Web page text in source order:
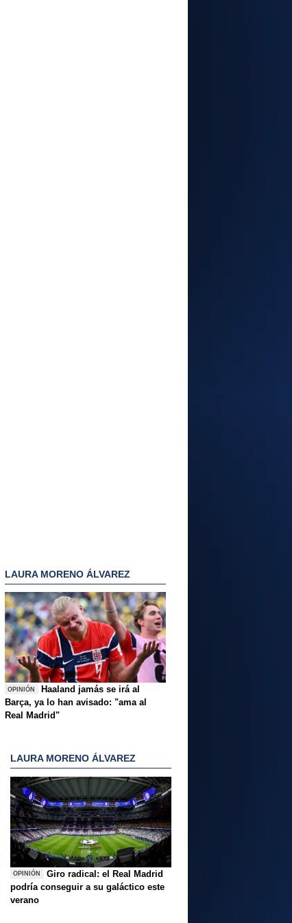
LAURA MORENO ÁLVAREZ
OPINIÓN
Haaland jamás se irá al
Barça, ya lo han avisado: "ama al
Real Madrid"
LAURA MORENO ÁLVAREZ
OPINIÓN
Giro radical: el Real Madrid
podría conseguir a su galáctico este
verano